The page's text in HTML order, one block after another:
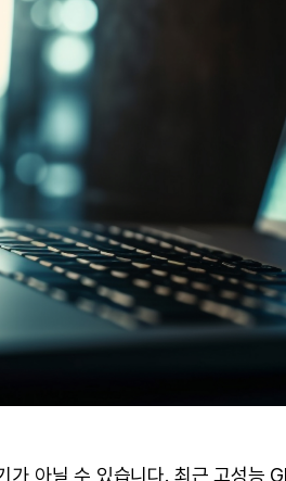
가 아닐 수 있습니다. 최근 고성능